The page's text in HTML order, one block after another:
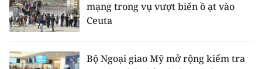
mạng trong vụ vượt biển ồ ạt vào
Ceuta
Bộ Ngoại giao Mỹ mở rộng kiểm tra